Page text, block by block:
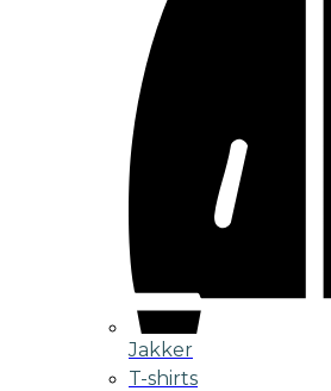
Jakker
T-shirts